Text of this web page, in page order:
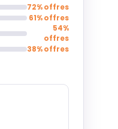
72% offres
61% offres
54%
offres
38% offres